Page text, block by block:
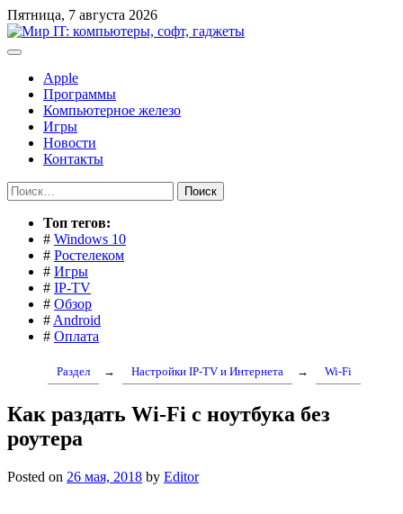
Перейти
к
содержимому
Пятница, 7 августа 2026
Apple
Программы
Компьютерное железо
Игры
Новости
Контакты
Найти:
Toп тегов:
# Windows 10
# Ростелеком
# Игры
# IP-TV
# Обзор
# Android
# Оплата
Раздел → Настройки IP-TV и Интернета → Wi-Fi
Как раздать Wi-Fi с ноутбука без
роутера
Posted on 26 мая, 2018 by Editor